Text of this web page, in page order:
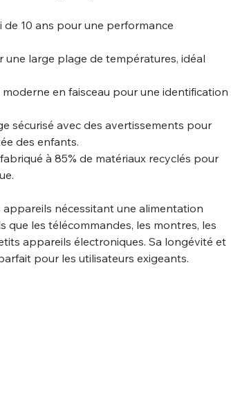
10 ans pour une performance
large plage de températures, idéal
en faisceau pour une identification
sécurisé avec des avertissements pour
des enfants.
à 85% de matériaux recyclés pour
nécessitant une alimentation
que les télécommandes, les montres, les
appareils électroniques. Sa longévité et
pour les utilisateurs exigeants.